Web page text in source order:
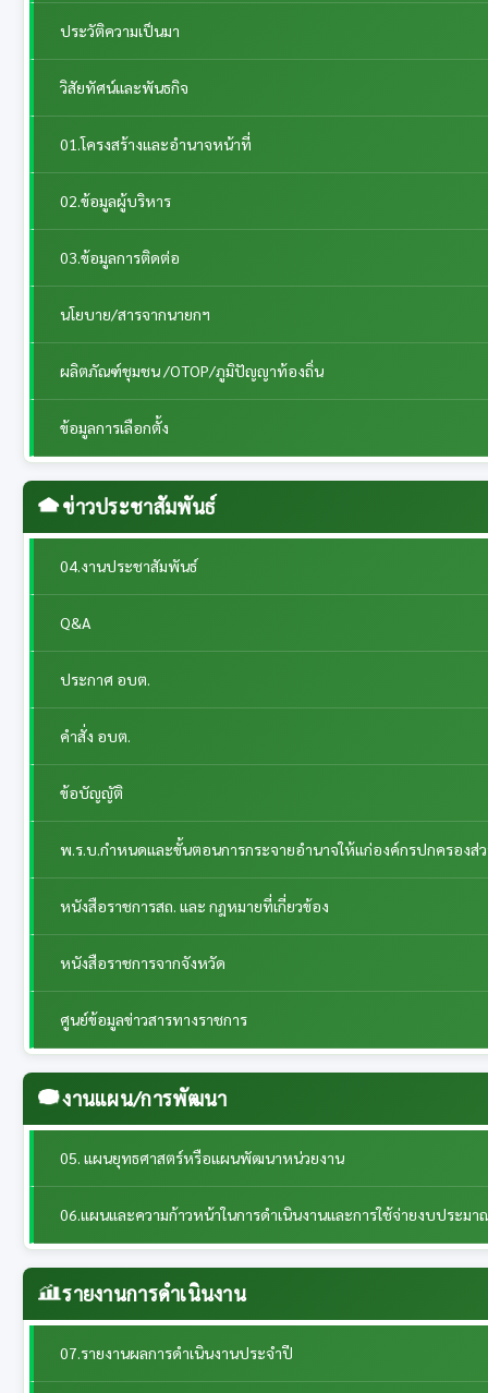
ประวัติความเป็นมา
วิสัยทัศน์และพันธกิจ
01.โครงสร้างและอำนาจหน้าที่
02.ข้อมูลผู้บริหาร
03.ข้อมูลการติดต่อ
นโยบาย/สารจากนายกฯ
ผลิตภัณฑ์ชุมชน /OTOP/ภูมิปัญญาท้องถิ่น
ข้อมูลการเลือกตั้ง
ข่าวประชาสัมพันธ์
04.งานประชาสัมพันธ์
Q&A
ประกาศ อบต.
คำสั่ง อบต.
ข้อบัญญัติ
พ.ร.บ.กำหนดและขั้นตอนการกระจายอำนาจให้แก่องค์กรปกครอง
หนังสือราชการสถ. และ กฎหมายที่เกี่ยวข้อง
หนังสือราชการจากจังหวัด
ศูนย์ข้อมูลข่าวสารทางราชการ
งานแผน/การพัฒนา
05. แผนยุทธศาสตร์หรือแผนพัฒนาหน่วยงาน
06.แผนและความก้าวหน้าในการดำเนินงานและการใช้จ่ายงบประมา
รายงานการดำเนินงาน
07.รายงานผลการดำเนินงานประจำปี